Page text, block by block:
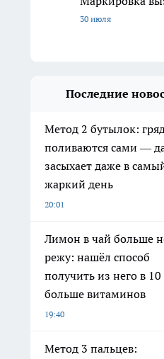
30 июля
Последние
Метод 2 бутылок:
поливаются сами —
засыхает даже в
жаркий день
20:01
Лимон в чай больше
режу: нашёл способ
получить из него в 10
больше витаминов
19:40
Метод 3 пальцев: